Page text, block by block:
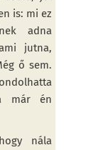
is: mi ez
adna
jutna,
ő sem.
már én
nála